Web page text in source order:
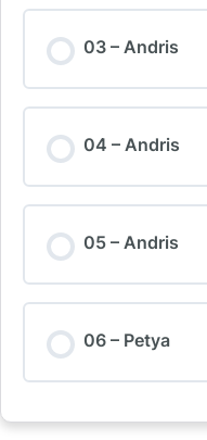
03 – Andris
04 – Andris
05 – Andris
06 – Petya